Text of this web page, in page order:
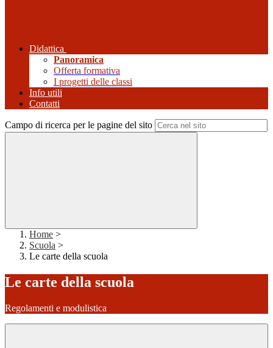
Didattica
Panoramica
Offerta formativa
I progetti delle classi
Info utili
Contatti
Campo di ricerca per le pagine del sito
Home >
Scuola >
Le carte della scuola
Le carte della scuola
Regolamenti e modulistica